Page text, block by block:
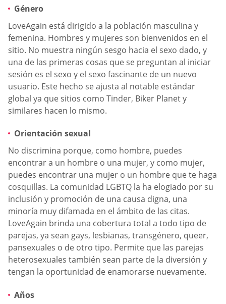
Género
LoveAgain está dirigido a la población masculina y
femenina. Hombres y mujeres son bienvenidos en el
sitio. No muestra ningún sesgo hacia el sexo dado, y
una de las primeras cosas que se preguntan al iniciar
sesión es el sexo y el sexo fascinante de un nuevo
usuario. Este hecho se ajusta al notable estándar
global ya que sitios como Tinder, Biker Planet y
similares hacen lo mismo.
Orientación sexual
No discrimina porque, como hombre, puedes
encontrar a un hombre o una mujer, y como mujer,
puedes encontrar una mujer o un hombre que te haga
cosquillas. La comunidad LGBTQ la ha elogiado por su
inclusión y promoción de una causa digna, una
minoría muy difamada en el ámbito de las citas.
LoveAgain brinda una cobertura total a todo tipo de
parejas, ya sean gays, lesbianas, transgénero, queer,
pansexuales o de otro tipo. Permite que las parejas
heterosexuales también sean parte de la diversión y
tengan la oportunidad de enamorarse nuevamente.
Años